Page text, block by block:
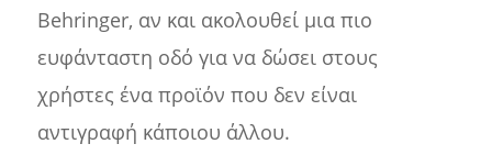
Behringer, αν και ακολουθεί μια πιο
ευφάνταστη οδό για να δώσει στους
χρήστες ένα προϊόν που δεν είναι
αντιγραφή κάποιου άλλου.